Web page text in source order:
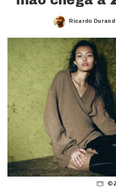
Posted
Ricardo Durand